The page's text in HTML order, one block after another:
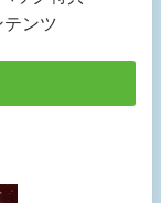
テンツ